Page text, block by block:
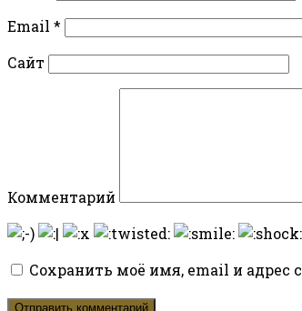
Email *
Сайт
Комментарий
Сохранить моё имя, email и адрес